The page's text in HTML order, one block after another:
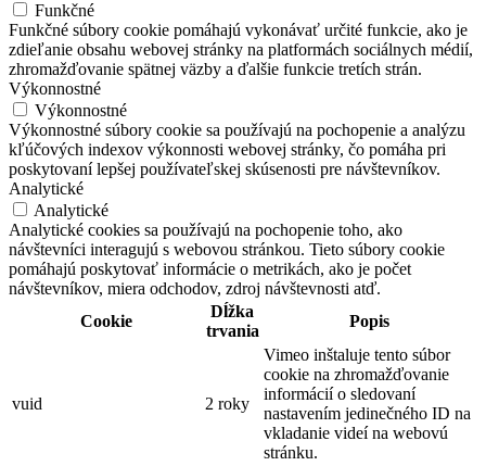
Funkčné
Funkčné súbory cookie pomáhajú vykonávať určité funkcie, ako je
zdieľanie obsahu webovej stránky na platformách sociálnych médií,
zhromažďovanie spätnej väzby a ďalšie funkcie tretích strán.
Výkonnostné
Výkonnostné
Výkonnostné súbory cookie sa používajú na pochopenie a analýzu
kľúčových indexov výkonnosti webovej stránky, čo pomáha pri
poskytovaní lepšej používateľskej skúsenosti pre návštevníkov.
Analytické
Analytické
Analytické cookies sa používajú na pochopenie toho, ako
návštevníci interagujú s webovou stránkou. Tieto súbory cookie
pomáhajú poskytovať informácie o metrikách, ako je počet
návštevníkov, miera odchodov, zdroj návštevnosti atď.
Cookie
Dĺžka
trvania
Popis
vuid 2 roky
Vimeo inštaluje tento súbor
cookie na zhromažďovanie
informácií o sledovaní
nastavením jedinečného ID na
vkladanie videí na webovú
stránku.